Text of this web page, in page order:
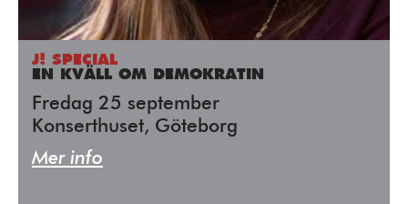
J! SPECIAL
EN KVÄLL OM DEMOKRATIN
Fredag 25 september
Konserthuset, Göteborg
Mer info